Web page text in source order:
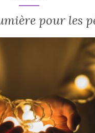
pour les